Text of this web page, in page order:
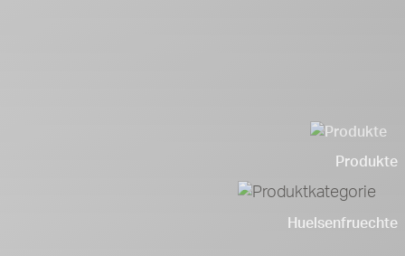
Produkte
Huelsenfruechte